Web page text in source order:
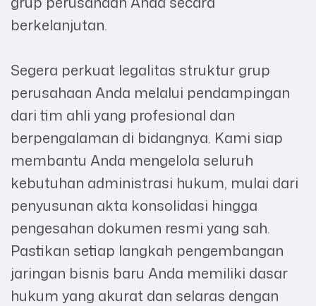
berkelanjutan.
Segera perkuat legalitas struktur grup
perusahaan Anda melalui pendampingan
dari tim ahli yang profesional dan
berpengalaman di bidangnya. Kami siap
membantu Anda mengelola seluruh
kebutuhan administrasi hukum, mulai dari
penyusunan akta konsolidasi hingga
pengesahan dokumen resmi yang sah.
Pastikan setiap langkah pengembangan
jaringan bisnis baru Anda memiliki dasar
hukum yang akurat dan selaras dengan